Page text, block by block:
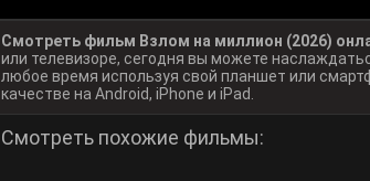
Смотреть фильм Взлом на миллион (2026)
или телевизоре, сегодня вы можете
любое время используя свой планшет или
качестве на Android, iPhone и iPad.
Смотреть похожие фильмы: